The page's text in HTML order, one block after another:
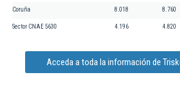
Coruña 8.018 8.760
Sector CNAE 5630 4.196 4.820
Acceda a toda la información de